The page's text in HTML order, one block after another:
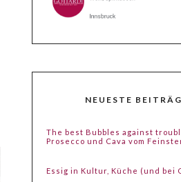
NEUESTE
The best Bubbles against
Prosecco und Cava vom
Essig in Kultur, Küche (und bei